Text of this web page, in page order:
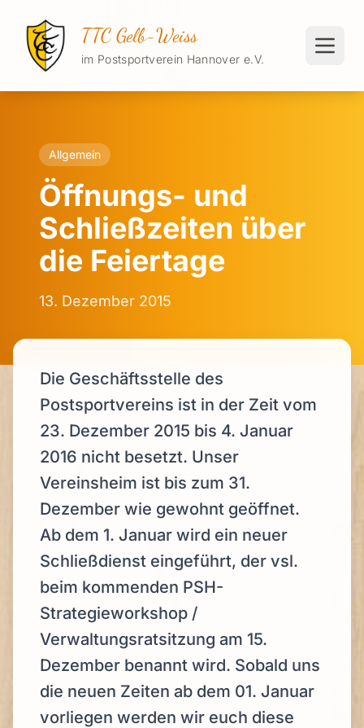
TTC Gelb-Weiss
im Postsportverein Hannover e.V.
Allgemein
Öffnungs- und
Schließzeiten über
die Feiertage
13. Dezember 2015
Die Geschäftsstelle des
Postsportvereins ist in der Zeit vom
23. Dezember 2015 bis 4. Januar
2016 nicht besetzt. Unser
Vereinsheim ist bis zum 31.
Dezember wie gewohnt geöffnet.
Ab dem 1. Januar wird ein neuer
Schließdienst eingeführt, der vsl.
beim kommenden PSH-
Strategieworkshop /
Verwaltungsratsitzung am 15.
Dezember benannt wird. Sobald uns
die neuen Zeiten ab dem 01. Januar
vorliegen werden wir euch diese